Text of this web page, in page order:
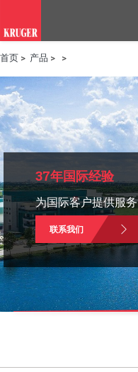
产品
应用领域
工具与资源
新闻媒体
为什么选择科禄格
招聘
联系我们
首页 > 产品 > >
37年国际经验
为国际客户提供服务
联系我们